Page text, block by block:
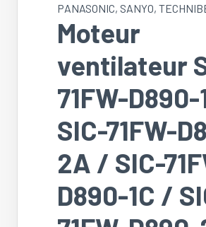
PANASONIC, SANYO,
Moteur
ventilateur
71FW-
SIC-71FW-
2A / SIC-
D890-1C /